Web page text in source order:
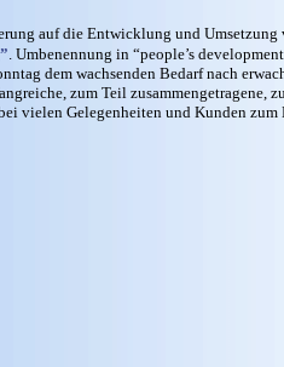
auf die Entwicklung und
. Umbenennung in “people’s
dem wachsenden Bedarf nach
zum Teil zusammengetragene,
vielen Gelegenheiten und Kunden